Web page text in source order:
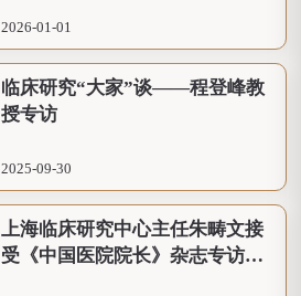
2026-01-01
临床研究“大家”谈——程登峰教
授专访
2025-09-30
上海临床研究中心主任朱畴文接
受《中国医院院长》杂志专访，